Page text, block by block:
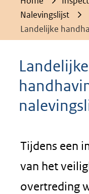
Nalevingslijst
Landelijke
Landelijke
Tijdens een
van het
overtreding